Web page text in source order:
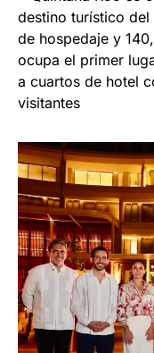
destino turístico del
de hospedaje y
ocupa el primer
a cuartos de hotel
visitantes